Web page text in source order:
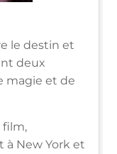
le destin et
deux
magie et de
film,
à New York et